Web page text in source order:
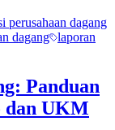
perusahaan dagang
dagang laporan
Panduan
dan UKM